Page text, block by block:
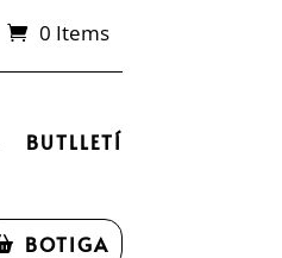
0 Items
BUTLLETÍ
BOTIGA